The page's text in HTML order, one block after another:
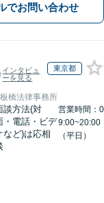
でお問い合わせ
インタビュ
ーを見る
東京都
橋法律事務所
談方法(対
・電話・ビデ
など)は応相
営業時間：0
9:00~20:00
（平日）